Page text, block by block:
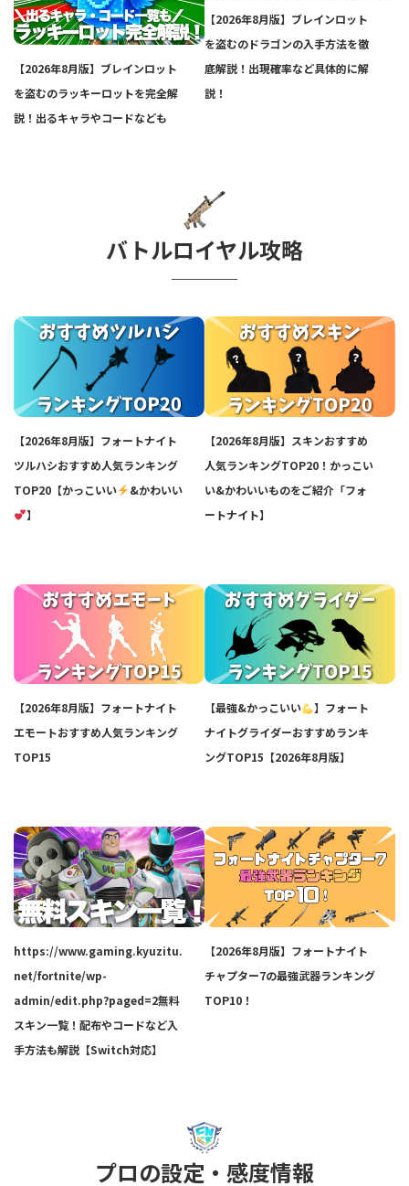
【2026年8月版】ブレインロット
を盗むのラッキーロットを完全解
説！出るキャラやコードなども
【2026年8月版】ブレインロット
を盗むのドラゴンの入手方法を徹
底解説！出現確率など具体的に解
説！
バトルロイヤル攻略
【2026年8月版】フォートナイト
ツルハシおすすめ人気ランキング
TOP20【かっこいい
&かわいい
】
【2026年8月版】フォートナイト
エモートおすすめ人気ランキング
TOP15
https://www.gaming.kyuzitu.
net/fortnite/wp-
admin/edit.php?paged=2無料
スキン一覧！配布やコードなど入
手方法も解説【Switch対応】
【2026年8月版】スキンおすすめ
人気ランキングTOP20！かっこい
い&かわいいものをご紹介「フォ
ートナイト】
【最強&かっこいい
】フォート
ナイトグライダーおすすめランキ
ングTOP15【2026年8月版】
【2026年8月版】フォートナイト
チャプター7の最強武器ランキング
TOP10！
プロの設定・感度情報